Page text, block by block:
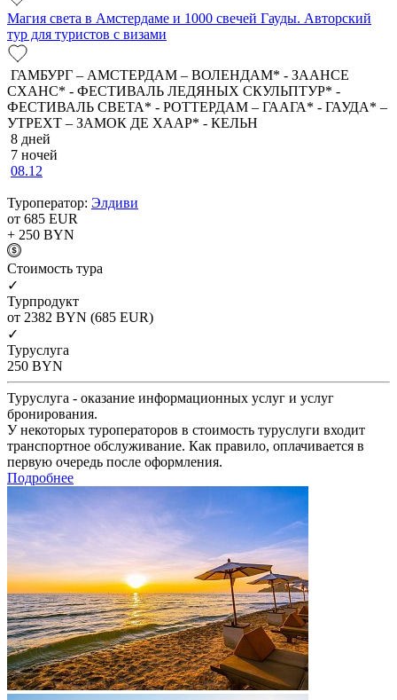
Магия света в Амстердаме и 1000 свечей Гауды. Авторский
тур для туристов с визами
ГАМБУРГ – АМСТЕРДАМ – ВОЛЕНДАМ* - ЗААНСЕ
СХАНС* - ФЕСТИВАЛЬ ЛЕДЯНЫХ СКУЛЬПТУР* -
ФЕСТИВАЛЬ СВЕТА* - РОТТЕРДАМ – ГААГА* - ГАУДА* –
УТРЕХТ – ЗАМОК ДЕ ХААР* - КЕЛЬН
8 дней
7 ночей
08.12
Туроператор: Элдиви
от 685 EUR
+ 250 BYN
Cтоимость тура
✓
Турпродукт
от 2382 BYN (685 EUR)
✓
Туруслуга
250 BYN
Туруслуга - оказание информационных услуг и услуг
бронирования.
У некоторых туроператоров в стоимость туруслуги входит
транспортное обслуживание. Как правило, оплачивается в
первую очередь после оформления.
Подробнее